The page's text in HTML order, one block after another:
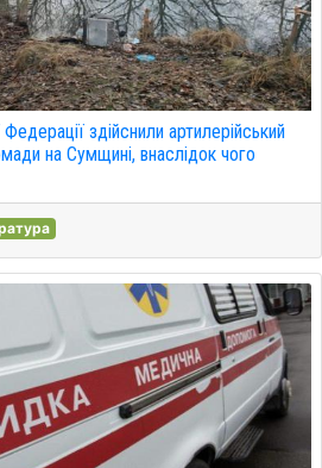
здійснили артилерійський
на Сумщині, внаслідок чого